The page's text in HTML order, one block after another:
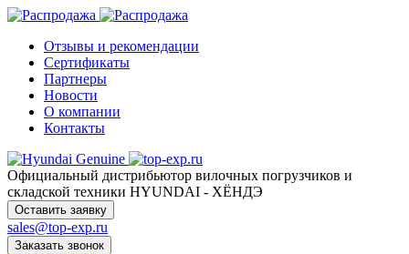
Отзывы и рекомендации
Сертификаты
Партнеры
Новости
О компании
Контакты
Официальный дистрибьютор вилочных погрузчиков и
складской техники HYUNDAI - ХЁНДЭ
Оставить заявку
sales@top-exp.ru
Заказать звонок